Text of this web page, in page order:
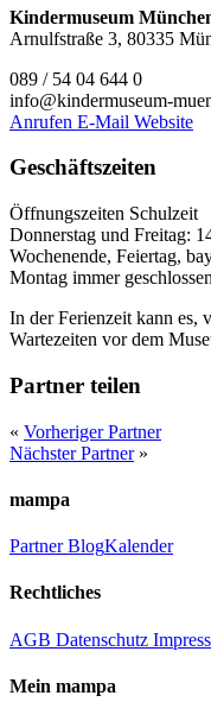
Kindermuseum
Arnulfstraße 3, 80335
089 / 54 04 644 0
info@kindermuseum-
Anrufen E-Mail Website
Geschäftszeiten
Öffnungszeiten Schulzeit
Donnerstag und Freitag:
Wochenende, Feiertag,
Montag immer
In der Ferienzeit kann es,
Wartezeiten vor dem
Partner teilen
« Vorheriger Partner
Nächster Partner»
mampa
PartnerBlogKalender
Rechtliches
AGB Datenschutz
Mein mampa